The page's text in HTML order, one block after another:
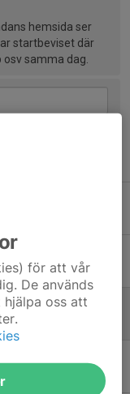
hemsida ser
startbeviset där
samma dag.
för att vår
De används
oss att